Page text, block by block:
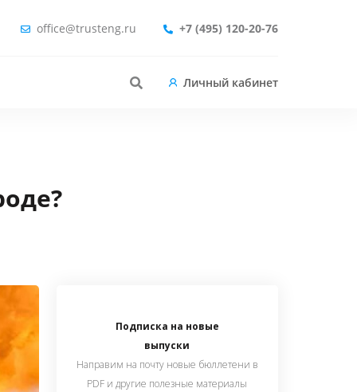
office@trusteng.ru +7 (495) 120-20-76
Личный кабинет
Подписка на новые
выпуски
Направим на почту новые бюллетени в
PDF и другие полезные материалы